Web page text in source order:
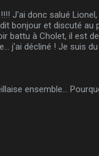
J'ai donc salué
bonjour et discuté au
battu à Cholet, il est
j'ai décliné ! Je suis
ensemble...